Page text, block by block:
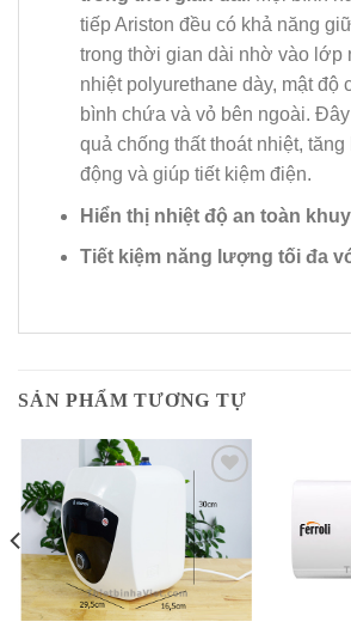
tiếp Ariston đều có khả năng
trong thời gian dài nhờ vào lớp
nhiệt polyurethane dày, mật độ
bình chứa và vỏ bên ngoài.
quả chống thất thoát nhiệt,
động và giúp tiết kiệm điện.
Hiển thị nhiệt độ an toàn
Tiết kiệm năng lượng tối đa
SẢN PHẨM TƯƠNG TỰ
Add to
Wishlist